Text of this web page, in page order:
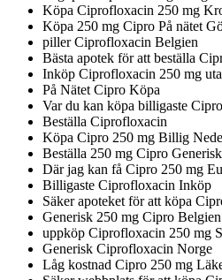
Köpa Ciprofloxacin 250 mg
Köpa 250 mg Cipro På nätet
piller Ciprofloxacin Belgien
Bästa apotek för att beställa
Inköp Ciprofloxacin 250 mg
På Nätet Cipro Köpa
Var du kan köpa billigaste
Beställa Ciprofloxacin
Köpa Cipro 250 mg Billig
Beställa 250 mg Cipro
Där jag kan få Cipro 250 mg
Billigaste Ciprofloxacin Inköp
Säker apoteket för att köpa
Generisk 250 mg Cipro Belgien
uppköp Ciprofloxacin 250 mg
Generisk Ciprofloxacin Norge
Låg kostnad Cipro 250 mg